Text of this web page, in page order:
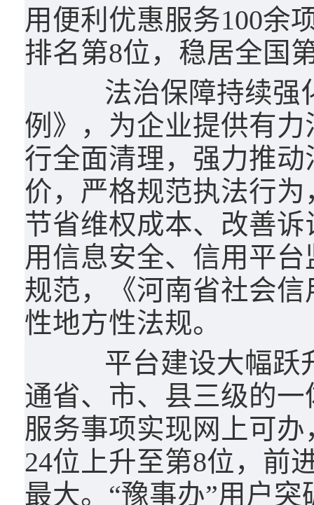
用便利优惠服务100余
排名第8位，稳居全国
法治保障持续强化
例》，为企业提供有
行全面清理，强力推
价，严格规范执法行
节省维权成本、改善
用信息安全、信用平
规范，《河南省社会
性地方性法规。
平台建设大幅跃升
通省、市、县三级的
服务事项实现网上可
24位上升至第8位，前
最大。“豫事办”用户